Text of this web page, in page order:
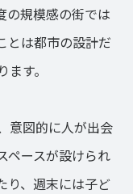
の規模感の街では
とは都市の設計だ
す。
意図的に人が出会
ペースが設けられ
り、週末には子ど